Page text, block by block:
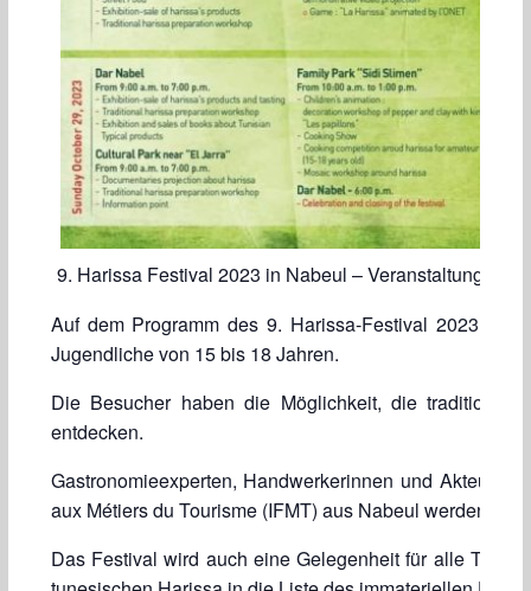
9. Harissa Festival 2023 in Nabeul – Veranstaltungen
Auf dem Programm des 9. Harissa-Festival 2023
Jugendliche von 15 bis 18 Jahren.
Die Besucher haben die Möglichkeit, die
entdecken.
Gastronomieexperten, Handwerkerinnen und Akteure
aux Métiers du Tourisme (IFMT) aus Nabeul werden
Das Festival wird auch eine Gelegenheit für alle